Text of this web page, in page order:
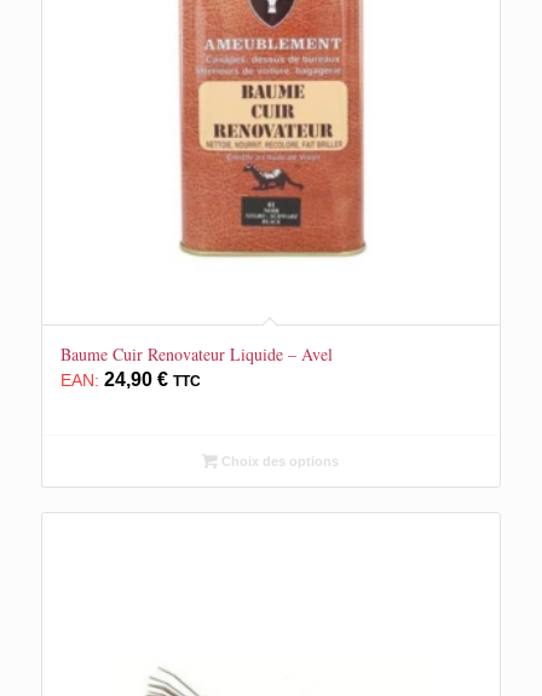
Baume Cuir Renovateur Liquide – Avel
EAN: 24,90 € TTC
Choix des options